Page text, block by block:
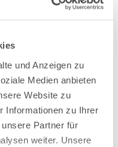
und Anzeigen zu
Medien anbieten
Website zu
Informationen zu Ihrer
Partner für
weiter. Unsere
technischen
an dieser Stelle